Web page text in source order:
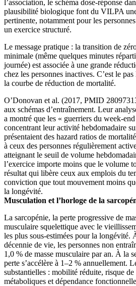
l’association, le schéma dose-réponse
plausibilité biologique font du VILPA
pertinente, notamment pour les
un exercice structuré.
Le message pratique : la transition de
minimale (même quelques minutes
journée) est associée à une grande
chez les personnes inactives. C’est le
la courbe de réduction de mortalité.
O’Donovan et al. (2017, PMID
aux schémas d’entraînement. Leur
a montré que les « guerriers du week-
concentrant leur activité hebdomadaire
présentaient des hazard ratios de
à ceux des personnes régulièrement
atteignant le seuil de volume
l’exercice importe moins que le volume
résultat qui libère ceux aux emplois du
conviction que tout mouvement moins
la longévité.
Musculation et l’horloge de la
La sarcopénie, la perte progressive de
musculaire squelettique avec le
les plus sous-estimées pour la longévité.
décennie de vie, les personnes non
1,0 % de masse musculaire par an. À la
perte s’accélère à 1–2 % annuellement.
substantielles : mobilité réduite, risque
métaboliques et dépendance